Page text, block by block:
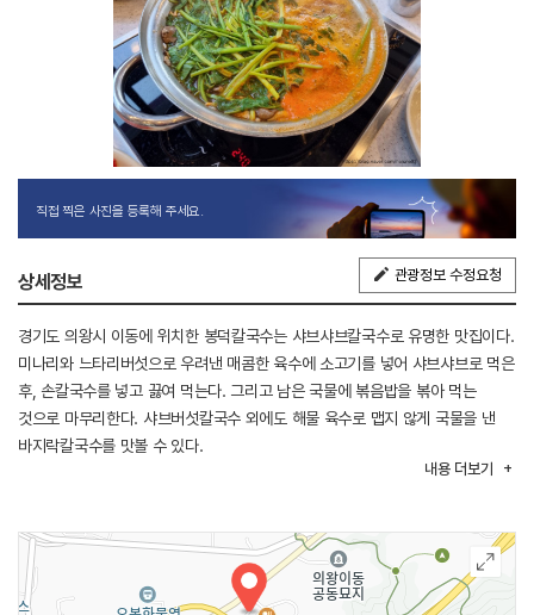
직접 찍은 사진을 등록해 주세요.
상세정보 관광정보 수정요청
경기도 의왕시 이동에 위치한 봉덕칼국수는 샤브샤브칼국수로 유명한 맛집이다.
미나리와 느타리버섯으로 우려낸 매콤한 육수에 소고기를 넣어 샤브샤브로 먹은
후, 손칼국수를 넣고 끓여 먹는다. 그리고 남은 국물에 볶음밥을 볶아 먹는
것으로 마무리한다. 샤브버섯칼국수 외에도 해물 육수로 맵지 않게 국물을 낸
바지락칼국수를 맛볼 수 있다.
내용 더보기